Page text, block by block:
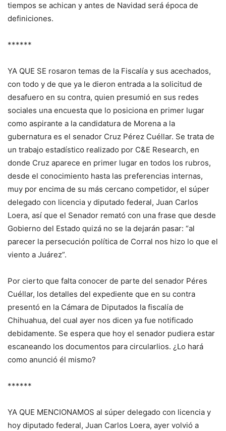
tiempos se achican y antes de Navidad será época de
definiciones.
******
YA QUE SE rosaron temas de la Fiscalía y sus acechados,
con todo y de que ya le dieron entrada a la solicitud de
desafuero en su contra, quien presumió en sus redes
sociales una encuesta que lo posiciona en primer lugar
como aspirante a la candidatura de Morena a la
gubernatura es el senador Cruz Pérez Cuéllar. Se trata de
un trabajo estadístico realizado por C&E Research, en
donde Cruz aparece en primer lugar en todos los rubros,
desde el conocimiento hasta las preferencias internas,
muy por encima de su más cercano competidor, el súper
delegado con licencia y diputado federal, Juan Carlos
Loera, así que el Senador remató con una frase que desde
Gobierno del Estado quizá no se la dejarán pasar: “al
parecer la persecución política de Corral nos hizo lo que el
viento a Juárez”.
Por cierto que falta conocer de parte del senador Péres
Cuéllar, los detalles del expediente que en su contra
presentó en la Cámara de Diputados la fiscalía de
Chihuahua, del cual ayer nos dicen ya fue notificado
debidamente. Se espera que hoy el senador pudiera estar
escaneando los documentos para circularlios. ¿Lo hará
como anunció él mismo?
******
YA QUE MENCIONAMOS al súper delegado con licencia y
hoy diputado federal, Juan Carlos Loera, ayer volvió a